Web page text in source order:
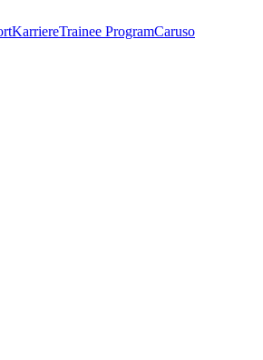
KarriereTrainee ProgramCaruso